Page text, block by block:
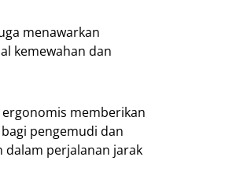
menawarkan
kemewahan dan
memberikan
pengemudi dan
dalam perjalanan jarak